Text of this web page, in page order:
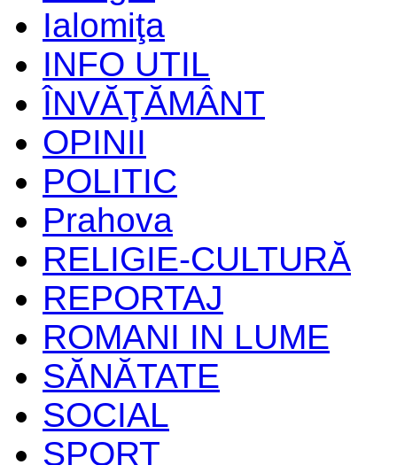
Ialomiţa
INFO UTIL
ÎNVĂŢĂMÂNT
OPINII
POLITIC
Prahova
RELIGIE-CULTURĂ
REPORTAJ
ROMANI IN LUME
SĂNĂTATE
SOCIAL
SPORT